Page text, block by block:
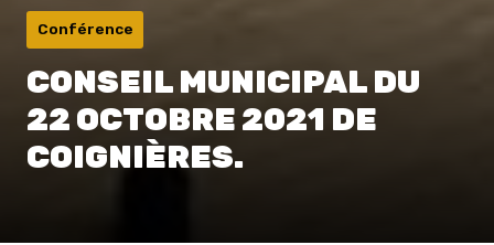
Conférence
CONSEIL MUNICIPAL DU
22 OCTOBRE 2021 DE
COIGNIÈRES.